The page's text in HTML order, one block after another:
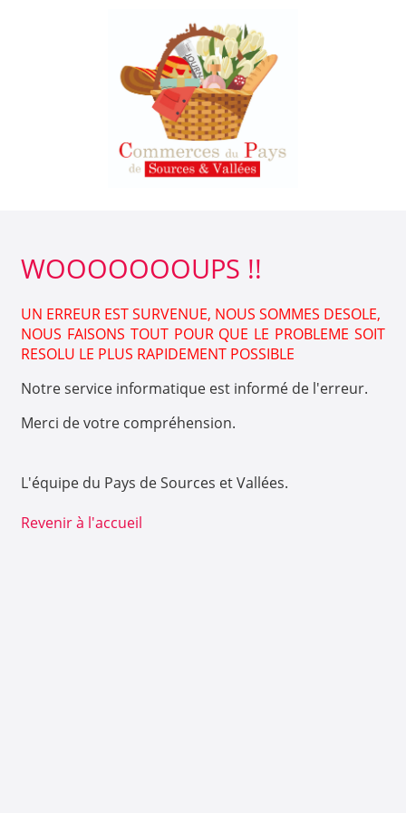
WOOOOOOOUPS !!
UN ERREUR EST SURVENUE, NOUS SOMMES DESOLE,
NOUS FAISONS TOUT POUR QUE LE PROBLEME SOIT
RESOLU LE PLUS RAPIDEMENT POSSIBLE
Notre service informatique est informé de l'erreur.
Merci de votre compréhension.
L'équipe du Pays de Sources et Vallées.
Revenir à l'accueil